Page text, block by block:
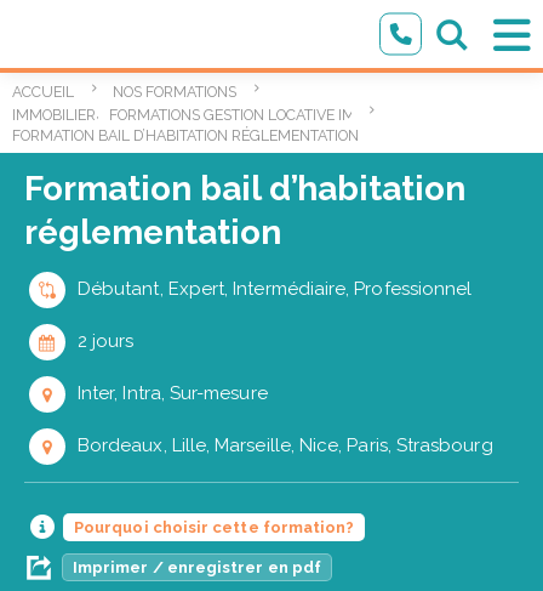
ACCUEIL
NOS FORMATIONS
IMMOBILIER,
FORMATIONS GESTION LOCATIVE IMMOBILIÈRE
FORMATION BAIL D’HABITATION RÉGLEMENTATION
Formation bail d’habitation
réglementation
Débutant, Expert, Intermédiaire, Professionnel
2 jours
Inter, Intra, Sur-mesure
Bordeaux, Lille, Marseille, Nice, Paris, Strasbourg
Pourquoi choisir cette formation?
Imprimer / enregistrer en pdf